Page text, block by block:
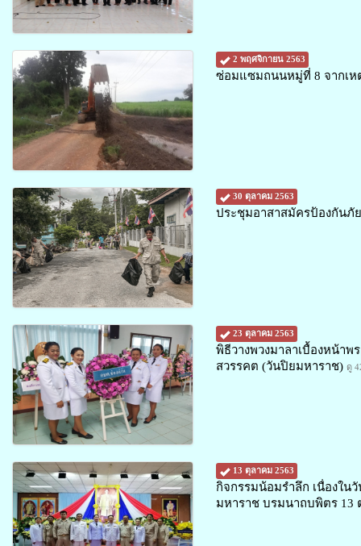
2 พฤศจิกายน 2563
ซ่อมแซมถนนหมู่ที่ 8 จากเ
30 ตุลาคม 2563
ประชุมอาสาสมัครป้องกันภั
23 ตุลาคม 2563
พิธีวางพวงมาลาเบื้องหน้าพ
สวรรคต (วันปิยมหาราช) ดู
13 ตุลาคม 2563
กิจกรรมน้อมรำลึก เนื่องใน
มหาราช บรมนาถบพิตร 13